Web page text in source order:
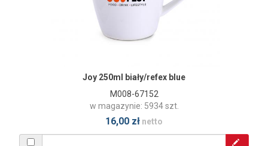
Joy 250ml biały/refex blue
M008-67152
w magazynie: 5934 szt.
16,00 zł netto